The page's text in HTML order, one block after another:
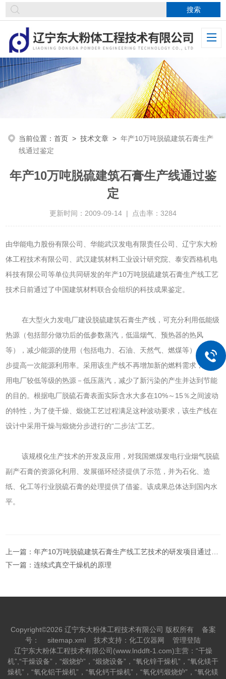
当前位置：首页 >技术文章 >年产10万吨脱硫建筑石膏生产
线通过鉴定
年产10万吨脱硫建筑石膏生产线通过鉴
定
更新时间：2009-09-14 | 点击率：3284
由华能电力股份有限公司、华能武汉发电有限责任公司、辽宁东大粉
体工程技术有限公司、武汉建筑材料工业设计研究院、泰安西格机电
科技有限公司等单位共同研发的年产10万吨脱硫建筑石膏生产线工艺
技术日前通过了中国建筑材料联合会组织的科技成果鉴定。
在大型火力发电厂建设脱硫建筑石膏生产线，可充分利用低能级
热源（包括部分做功后的低参数蒸汽，低温烟气、预热器的热风
等），减少能源的使用（包括电力、石油、天然气、燃煤等），进一
步提高一次能源利用率。采用该生产线不再增加新的燃料需求，仅利
用电厂较低等级的热源－低压蒸汽，减少了新污染的产生并达到节能
的目的。根据电厂脱硫石膏表面实际含水大多在10%～15％之间波动
的特性，为了使干燥、煅烧工艺过程满足这种波动要求，该生产线在
设计中采用干燥与煅烧分步进行的“二步法”工艺。
该规模化生产技术的开发及应用，对我国燃煤发电行业烟气脱硫
副产石膏的资源化利用、发展循环经济提供了示范，并为石化、造
纸、化工等行业脱硫石膏的处理提供了借鉴。该成果总体达到国内水
平。
上一篇：年产10万吨脱硫建筑石膏生产线工艺技术的研发项目通过行业鉴定
下一篇：连续式真空干燥机的原理
Copyright©2026 辽宁东大粉体工程技术有限公司 版权所有 备案
号：
sitemap.xml 技术支持： 化工仪器网
管理登陆
辽宁东大粉体工程技术有限公司(www.lnddft-1.com)主营：“干燥
机”,“干燥设备”，“煅烧炉”，“煅烧设备”，“氧化锌干燥机”，“氧化镁干
燥机”，“氧化铝干燥机”，“氧化钙干燥机”，“氧化钙煅烧炉”，“氧化镁